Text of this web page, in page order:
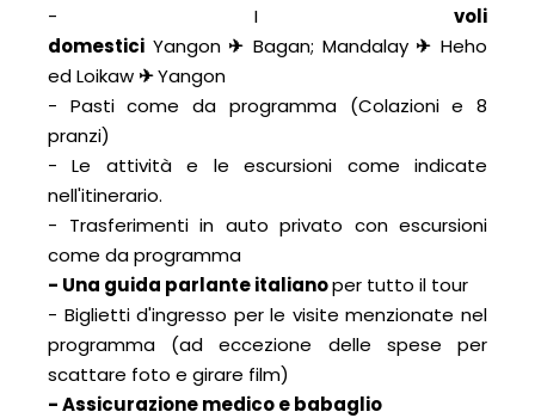
- I voli
domestici Yangon ✈ Bagan; Mandalay ✈ Heho
ed Loikaw ✈Yangon
- Pasti come da programma (Colazioni e 8
pranzi)
- Le attività e le escursioni come indicate
nell'itinerario.
- Trasferimenti in auto privato con escursioni
come da programma
- Una guida parlante italianoper tutto il tour
- Biglietti d'ingresso per le visite menzionate nel
programma (ad eccezione delle spese per
scattare foto e girare film)
- Assicurazione medico e babaglio